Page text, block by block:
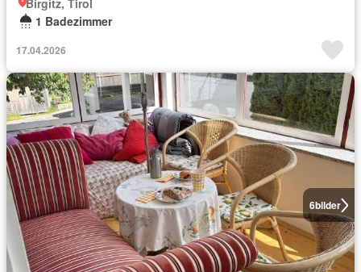
Birgitz, Tirol
1 Badezimmer
17.04.2026
6bilder